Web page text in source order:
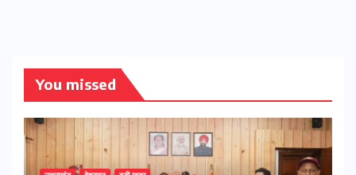
You missed